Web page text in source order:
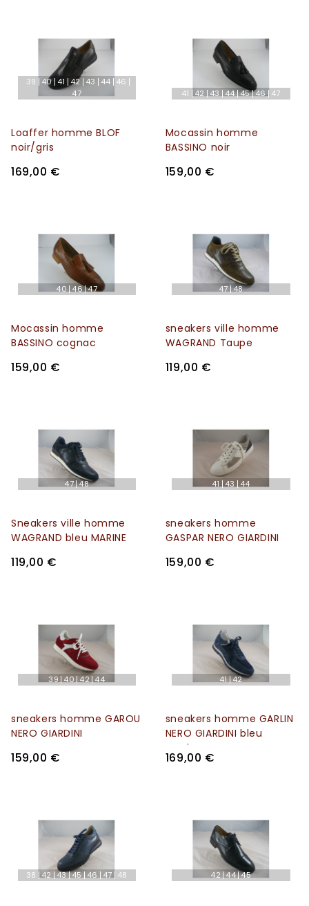
39 40 41 42 43 44 46
47
Loaffer homme BLOF
noir/gris
169,00 €
41 42 43 44 45 46 47
Mocassin homme
BASSINO noir
159,00 €
40 46 47
Mocassin homme
BASSINO cognac
159,00 €
47 48
sneakers ville homme
WAGRAND Taupe
119,00 €
47 48
Sneakers ville homme
WAGRAND bleu MARINE
119,00 €
41 43 44
sneakers homme
GASPAR NERO GIARDINI
159,00 €
39 40 42 44
sneakers homme GAROU
NERO GIARDINI
159,00 €
41 42
sneakers homme GARLIN
NERO GIARDINI bleu
marine
169,00 €
38 42 43 45 46 47 48 42 44 45